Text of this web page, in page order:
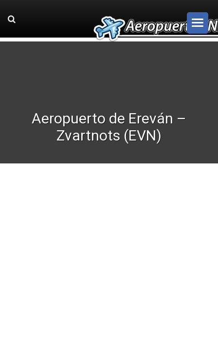
Aeropuerto de Ereván –
Zvartnots (EVN)